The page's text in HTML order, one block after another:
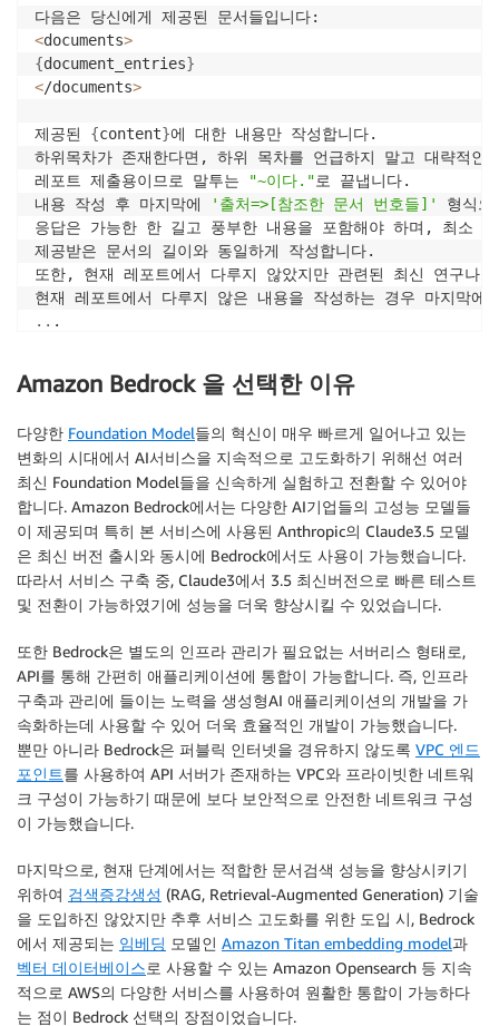
<documents>
{document_entries}
</documents>
제공된 {content}에 대한 내용만 작성합니다.
하위목차가 존재한다면, 하위 목차를 언급하지 말고 대략적
레포트 제출용이므로 말투는
"~이다."로 끝냅니다.
내용 작성 후 마지막에
'출처=>[참조한 문서 번호들]'
형식
응답은 가능한 한 길고 풍부한 내용을 포함해야 하며, 최소
제공받은 문서의 길이와 동일하게 작성합니다.
또한, 현재 레포트에서 다루지 않았지만 관련된 최신 연구나
.. .
Amazon Bedrock 을 선택한 이유
다양한 Foundation Model들의 혁신이 매우 빠르게 일어나고 있는
변화의 시대에서 AI서비스을 지속적으로 고도화하기 위해선 여러
최신 Foundation Model들을 신속하게 실험하고 전환할 수 있어야
합니다. Amazon Bedrock에서는 다양한 AI기업들의 고성능 모델들
이 제공되며 특히 본 서비스에 사용된 Anthropic의 Claude3.5 모델
은 최신 버전 출시와 동시에 Bedrock에서도 사용이 가능했습니다.
따라서 서비스 구축 중, Claude3에서 3.5 최신버전으로 빠른 테스트
및 전환이 가능하였기에 성능을 더욱 향상시킬 수 있었습니다.
또한 Bedrock은 별도의 인프라 관리가 필요없는 서버리스 형태로,
API를 통해 간편히 애플리케이션에 통합이 가능합니다. 즉, 인프라
구축과 관리에 들이는 노력을 생성형AI 애플리케이션의 개발을 가
속화하는데 사용할 수 있어 더욱 효율적인 개발이 가능했습니다.
뿐만 아니라 Bedrock은 퍼블릭 인터넷을 경유하지 않도록 VPC 엔드
포인트를 사용하여 API 서버가 존재하는 VPC와 프라이빗한 네트워
크 구성이 가능하기 때문에 보다 보안적으로 안전한 네트워크 구성
이 가능했습니다.
마지막으로, 현재 단계에서는 적합한 문서검색 성능을 향상시키기
위하여 검색증강생성 (RAG, Retrieval-Augmented Generation) 기술
을 도입하진 않았지만 추후 서비스 고도화를 위한 도입 시, Bedrock
에서 제공되는 임베딩 모델인 Amazon Titan embedding model과
벡터 데이터베이스로 사용할 수 있는 Amazon Opensearch 등 지속
적으로 AWS의 다양한 서비스를 사용하여 원활한 통합이 가능하다
는 점이 Bedrock 선택의 장점이었습니다.